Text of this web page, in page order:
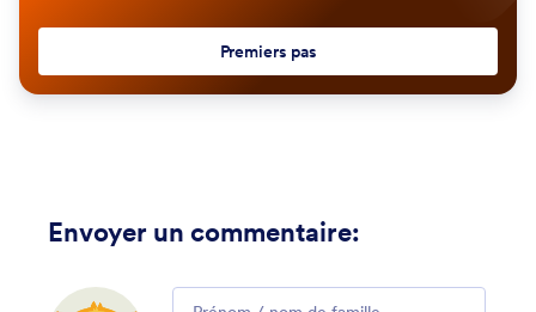
Premiers pas
Envoyer un commentaire: